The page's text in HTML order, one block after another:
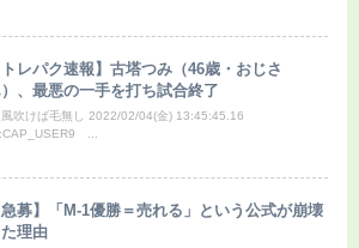
トレパク速報】古塔つみ（46歳・おじさ
）、最悪の一手を打ち試合終了
吹けば毛無し 2022/02/04(金) 13:45:45.16
...
急募】「M-1優勝＝売れる」という公式が崩壊
た理由